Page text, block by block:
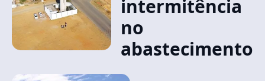
intermitência
no
abastecimento